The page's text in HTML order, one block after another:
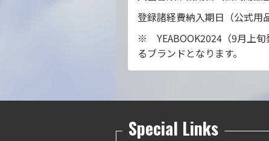
登録諸経費納入期日（公式用
※ YEABOOK2024 （9月上
るブランドとなります。
Special Links